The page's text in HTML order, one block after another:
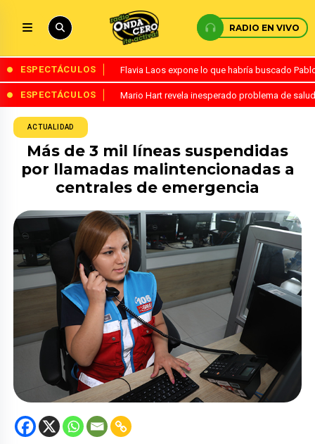
RADIO EN VIVO
ESPECTÁCULOS Flavia Laos expone lo que habría buscado
ESPECTÁCULOS Mario Hart revela inesperado problema de
ACTUALIDAD
Más de 3 mil líneas suspendidas
por llamadas malintencionadas a
centrales de emergencia